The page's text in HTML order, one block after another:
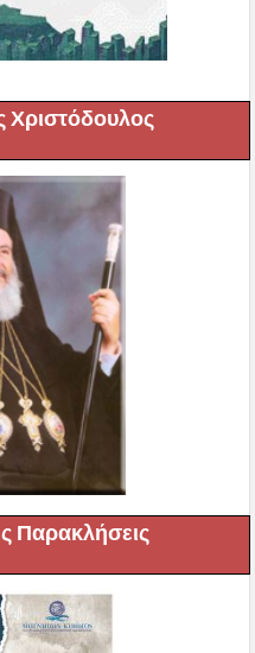
Χριστόδουλος
Παρακλήσεις